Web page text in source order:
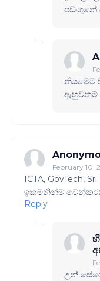
නියමෙට
ඇහුවනම්
February 10,
ICTA, GovTech,
ඉක්මනින්ම
Reply
උන්